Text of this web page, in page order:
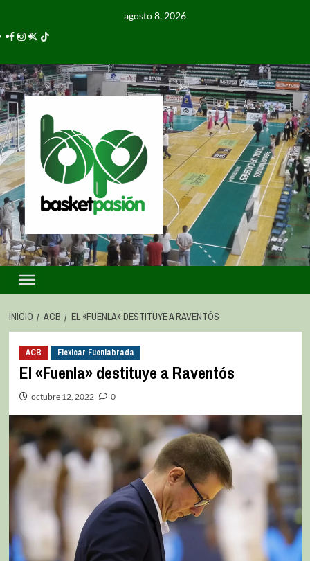
agosto 8, 2026
INICIO ACB EL «FUENLA» DESTITUYE A RAVENTÓS
ACB Flexicar Fuenlabrada
El «Fuenla» destituye a Raventós
octubre 12, 2022 0